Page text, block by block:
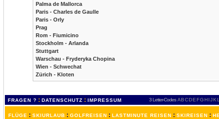
Palma de Mallorca
Paris - Charles de Gaulle
Paris - Orly
Prag
Rom - Fiumicino
Stockholm - Arlanda
Stuttgart
Warschau - Fryderyka Chopina
Wien - Schwechat
Zürich - Kloten
FRAGEN ? : DATENSCHUTZ : IMPRESSUM 3 Letter-Codes ABCDEFGH IJKL
FLÜGE : SKIURLAUB : GOLFREISEN : LASTMINUTE REISEN : SKIREISEN :